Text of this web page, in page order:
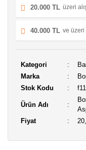
20.000 TL üzeri
40.000 TL ve üzeri
Kategori
Marka
Stok Kodu
Ürün Adı
Fiyat